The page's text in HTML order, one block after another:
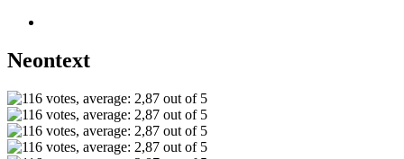
Neontext